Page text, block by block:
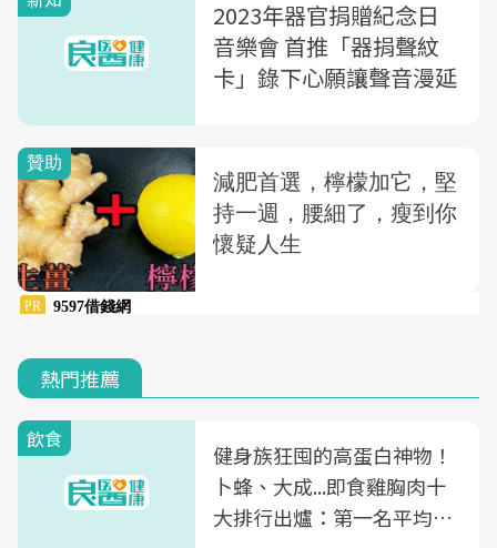
2023年器官捐贈紀念日
音樂會 首推「器捐聲紋
卡」錄下心願讓聲音漫延
熱門推薦
飲食
健身族狂囤的高蛋白神物！
卜蜂、大成...即食雞胸肉十
大排行出爐：第一名平均一